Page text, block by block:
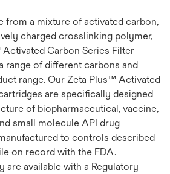
from a mixture of activated carbon,
charged crosslinking polymer,
Carbon Series Filter
range of different carbons and
range. Our Zeta Plus™ Activated
are specifically designed
of biopharmaceutical, vaccine,
small molecule API drug
to controls described
on record with the FDA.
are available with a Regulatory